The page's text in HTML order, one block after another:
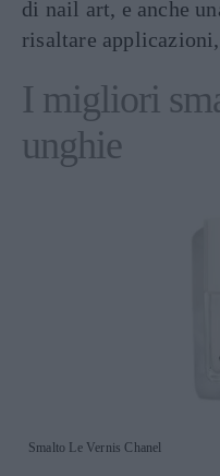
di nail art, e anche
risaltare
I migliori
unghie
Smalto Le Vernis Chanel